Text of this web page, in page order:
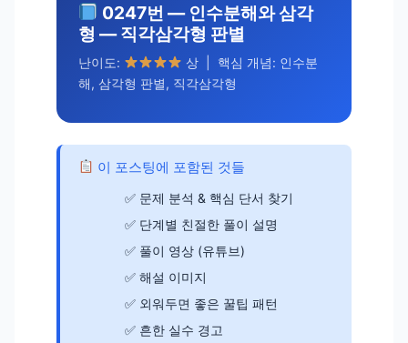
0247번 — 인수분해와 삼각
형 — 직각삼각형 판별
난이도:
상 | 핵심 개념: 인수분
해, 삼각형 판별, 직각삼각형
이 포스팅에 포함된 것들
문제 분석 & 핵심 단서 찾기
단계별 친절한 풀이 설명
풀이 영상 (유튜브)
해설 이미지
외워두면 좋은 꿀팁 패턴
흔한 실수 경고